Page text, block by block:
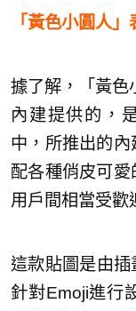
「黃色小圓人
據了解，「黃色
內建提供的，
中，所推出的
配各種俏皮可
用戶間相當受歡
這款貼圖是由插
針對Emoji進行